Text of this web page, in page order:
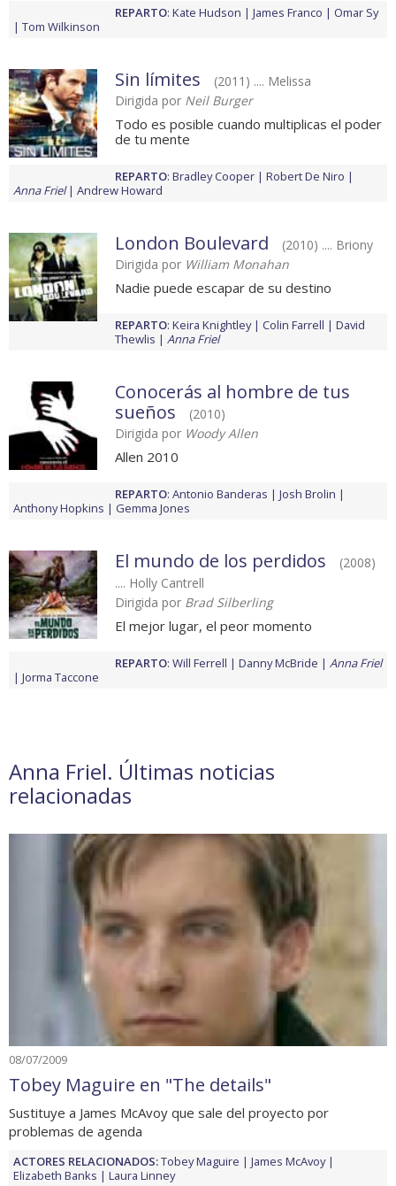
REPARTO: Kate Hudson James Franco
Omar Sy
Tom Wilkinson
Sin límites
(2011) .... Melissa
Dirigida por Neil Burger
Todo es posible cuando multiplicas el poder
de tu mente
REPARTO: Bradley Cooper
Robert De Niro
Anna Friel
Andrew Howard
London Boulevard
(2010) .... Briony
Dirigida por William Monahan
Nadie puede escapar de su destino
REPARTO: Keira Knightley Colin Farrell
David
Thewlis
Anna Friel
Conocerás al hombre de tus
sueños
(2010)
Dirigida por Woody Allen
Allen 2010
REPARTO: Antonio Banderas
Josh Brolin
Anthony Hopkins
Gemma Jones
El mundo de los perdidos
(2008)
.... Holly Cantrell
Dirigida por Brad Silberling
El mejor lugar, el peor momento
REPARTO: Will Ferrell Danny McBride
Anna Friel
Jorma Taccone
Anna Friel. Últimas noticias
relacionadas
08/07/2009
Tobey Maguire en "The details"
Sustituye a James McAvoy que sale del proyecto por
problemas de agenda
ACTORES RELACIONADOS:Tobey Maguire
James McAvoy
Elizabeth Banks
Laura Linney